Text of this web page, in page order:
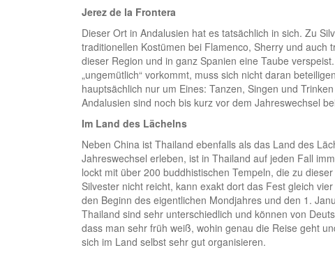
Jerez de la Frontera
Dieser Ort in Andalusien hat es tatsächlich in sich. Zu
traditionellen Kostümen bei Flamenco, Sherry und auch
dieser Region und in ganz Spanien eine Taube
„ungemütlich“ vorkommt, muss sich nicht daran
hauptsächlich nur um Eines: Tanzen, Singen und
Andalusien sind noch bis kurz vor dem Jahreswechsel
Im Land des Lächelns
Neben China ist Thailand ebenfalls als das Land des
Jahreswechsel erleben, ist in Thailand auf jeden Fall
lockt mit über 200 buddhistischen Tempeln, die zu
Silvester nicht reicht, kann exakt dort das Fest gleich
den Beginn des eigentlichen Mondjahres und den 1.
Thailand sind sehr unterschiedlich und können von
dass man sehr früh weiß, wohin genau die Reise geht
sich im Land selbst sehr gut organisieren.